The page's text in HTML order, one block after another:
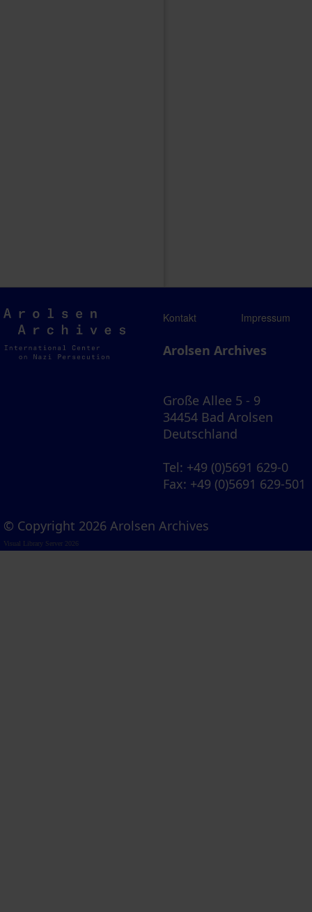
Arolsen
Archives
Kontakt Impressum
Arolsen Archives
Große Allee 5 - 9
34454 Bad Arolsen
Deutschland
Tel: +49 (0)5691 629-0
Fax: +49 (0)5691 629-501
© Copyright 2026 Arolsen Archives
Visual Library Server 2026